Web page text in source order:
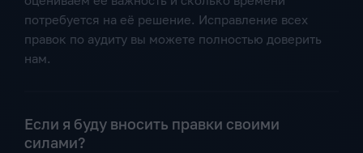
потребуется на её решение. Исправление всех
правок по аудиту вы можете полностью доверить
нам.
Если я буду вносить правки своими
силами?